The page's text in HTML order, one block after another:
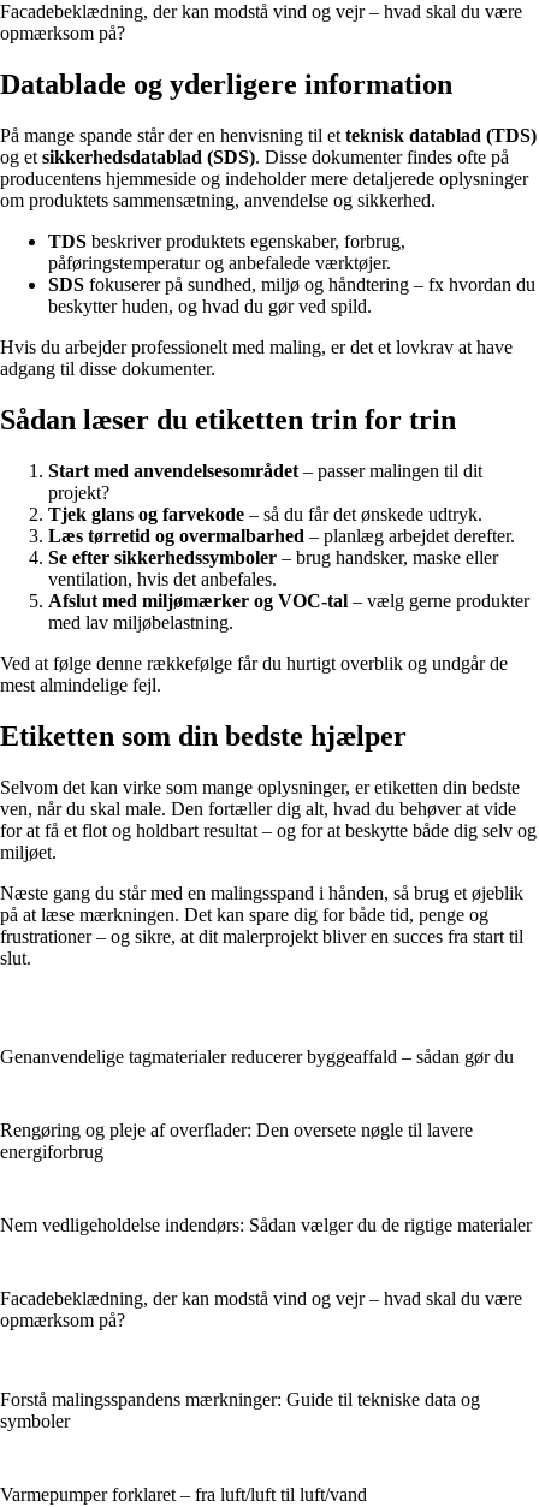
Facadebeklædning, der kan modstå vind og vejr – hvad skal du være
opmærksom på?
Datablade og yderligere information
På mange spande står der en henvisning til et teknisk datablad (TDS)
og et sikkerhedsdatablad (SDS). Disse dokumenter findes ofte på
producentens hjemmeside og indeholder mere detaljerede oplysninger
om produktets sammensætning, anvendelse og sikkerhed.
TDS beskriver produktets egenskaber, forbrug,
påføringstemperatur og anbefalede værktøjer.
SDS fokuserer på sundhed, miljø og håndtering – fx hvordan du
beskytter huden, og hvad du gør ved spild.
Hvis du arbejder professionelt med maling, er det et lovkrav at have
adgang til disse dokumenter.
Sådan læser du etiketten trin for trin
Start med anvendelsesområdet – passer malingen til dit
projekt?
Tjek glans og farvekode – så du får det ønskede udtryk.
Læs tørretid og overmalbarhed – planlæg arbejdet derefter.
Se efter sikkerhedssymboler – brug handsker, maske eller
ventilation, hvis det anbefales.
Afslut med miljømærker og VOC-tal – vælg gerne produkter
med lav miljøbelastning.
Ved at følge denne rækkefølge får du hurtigt overblik og undgår de
mest almindelige fejl.
Etiketten som din bedste hjælper
Selvom det kan virke som mange oplysninger, er etiketten din bedste
ven, når du skal male. Den fortæller dig alt, hvad du behøver at vide
for at få et flot og holdbart resultat – og for at beskytte både dig selv og
miljøet.
Næste gang du står med en malingsspand i hånden, så brug et øjeblik
på at læse mærkningen. Det kan spare dig for både tid, penge og
frustrationer – og sikre, at dit malerprojekt bliver en succes fra start til
slut.
Genanvendelige tagmaterialer reducerer byggeaffald – sådan gør du
Rengøring og pleje af overflader: Den oversete nøgle til lavere
energiforbrug
Nem vedligeholdelse indendørs: Sådan vælger du de rigtige materialer
Facadebeklædning, der kan modstå vind og vejr – hvad skal du være
opmærksom på?
Forstå malingsspandens mærkninger: Guide til tekniske data og
symboler
Varmepumper forklaret – fra luft/luft til luft/vand